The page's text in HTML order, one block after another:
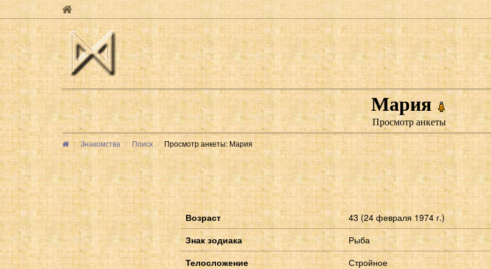
Мария
Просмотр анкеты
Знакомства Поиск Просмотр анкеты: Мария
Возраст
43 (24 февраля 1974 г.)
Знак зодиака
Рыба
Телосложение
Стройное